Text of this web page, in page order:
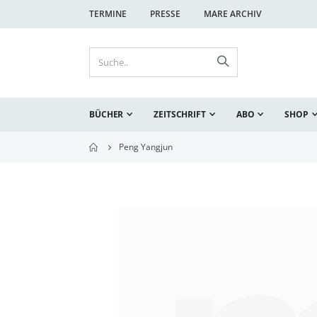
TERMINE PRESSE MARE ARCHIV
BÜCHER ZEITSCHRIFT ABO SHOP
Peng Yangjun